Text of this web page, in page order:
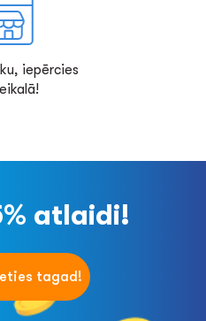
iepērcies
atlaidi!
tagad!